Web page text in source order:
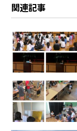
関連記事